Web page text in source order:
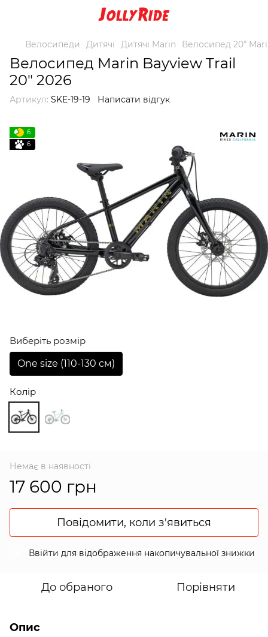
Велосипеди Дитячі Дитячі Marin Велосипед 20"
Велосипед Marin Bayview Trail
20" 2026
Артикул: SKE-19-19 Написати відгук
6
6
Виберіть розмір
One size (110-130 см)
Колір
Немає в наявності
17 600 грн
Повідомити, коли з'явиться
Ввійти для відображення накопичувальної знижки
До обраного Порівняти
Опис